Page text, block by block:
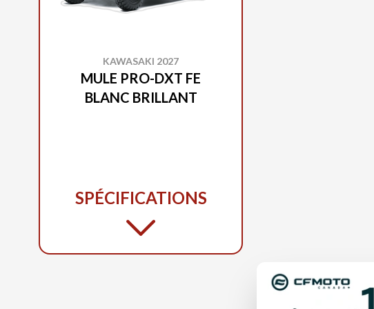
KAWASAKI 2027
MULE PRO-DXT FE
BLANC BRILLANT
SPÉCIFICATIONS